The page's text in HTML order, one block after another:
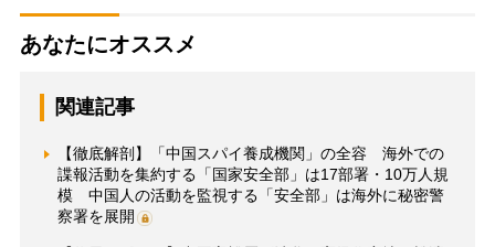
あなたにオススメ
関連記事
【徹底解剖】「中国スパイ養成機関」の全容 海外での
諜報活動を集約する「国家安全部」は17部署・10万人規
模 中国人の活動を監視する「安全部」は海外に秘密警
察署を展開